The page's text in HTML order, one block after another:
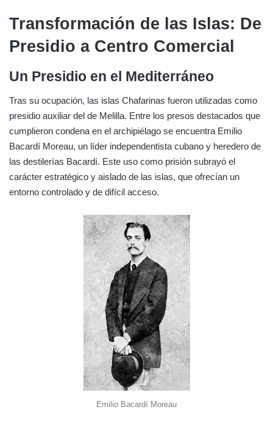
Transformación de las Islas: De
Presidio a Centro Comercial
Un Presidio en el Mediterráneo
Tras su ocupación, las islas Chafarinas fueron utilizadas como
presidio auxiliar del de Melilla. Entre los presos destacados que
cumplieron condena en el archipiélago se encuentra Emilio
Bacardí Moreau, un líder independentista cubano y heredero de
las destilerías Bacardí. Este uso como prisión subrayó el
carácter estratégico y aislado de las islas, que ofrecían un
entorno controlado y de difícil acceso.
Emilio Bacardí Moreau